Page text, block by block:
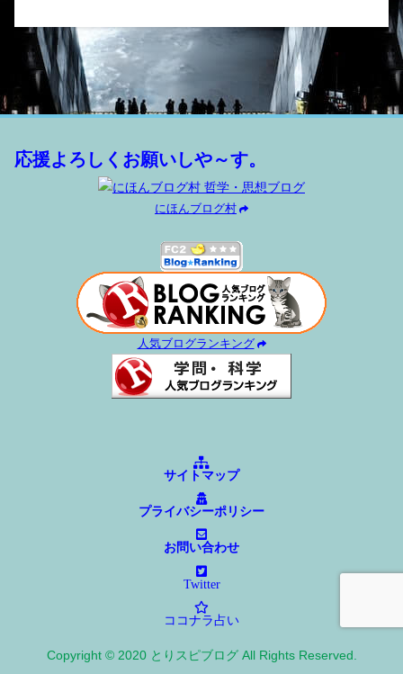
応援よろしくお願いしや～す。
にほんブログ村
人気ブログランキング
サイトマップ
プライバシーポリシー
お問い合わせ
Twitter
ココナラ占い
Copyright © 2020 とりスピブログ All Rights Reserved.